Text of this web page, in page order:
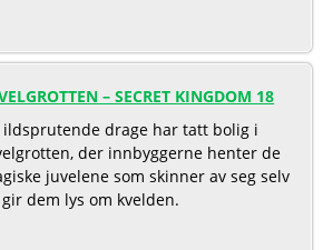
– SECRET KINGDOM 18
ildsprutende drage har tatt bolig i
der innbyggerne henter de
juvelene som skinner av seg selv
dem lys om kvelden.